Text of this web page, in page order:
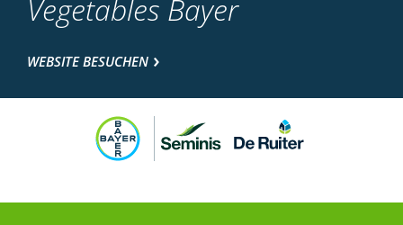
Vegetables Bayer
WEBSITE BESUCHEN